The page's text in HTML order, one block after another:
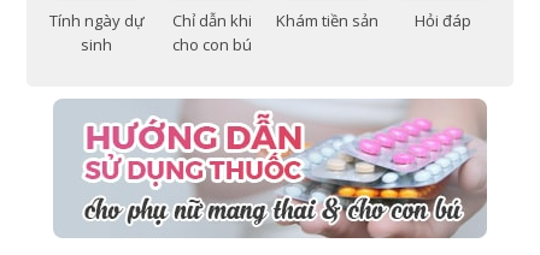
Tính ngày dự
sinh
Chỉ dẫn khi
cho con bú
Khám tiền sản Hỏi đáp